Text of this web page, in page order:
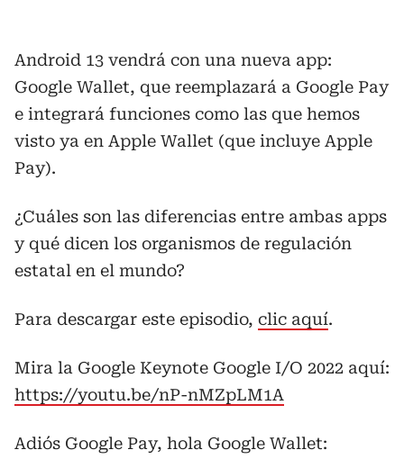
Android 13 vendrá con una nueva app:
Google Wallet, que reemplazará a Google Pay
e integrará funciones como las que hemos
visto ya en Apple Wallet (que incluye Apple
Pay).
¿Cuáles son las diferencias entre ambas apps
y qué dicen los organismos de regulación
estatal en el mundo?
Para descargar este episodio, clic aquí.
Mira la Google Keynote Google I/O 2022 aquí:
https://youtu.be/nP-nMZpLM1A
Adiós Google Pay, hola Google Wallet: